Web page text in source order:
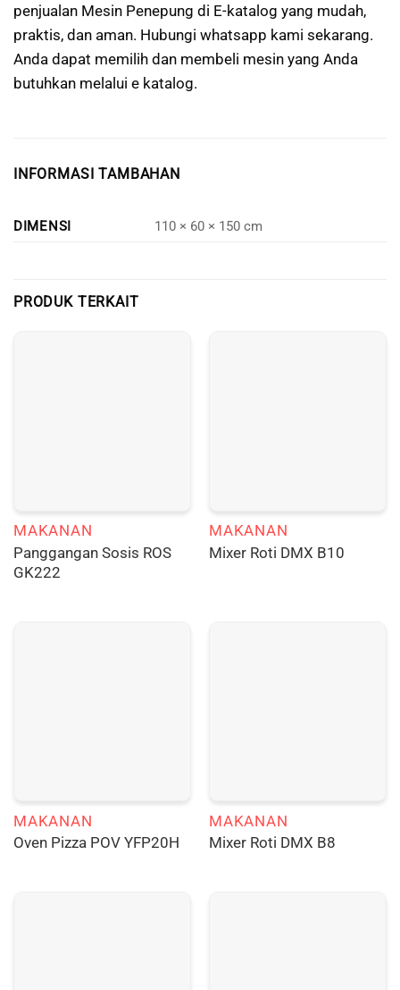
penjualan Mesin Penepung di E-katalog yang mudah,
praktis, dan aman. Hubungi whatsapp kami sekarang.
Anda dapat memilih dan membeli mesin yang Anda
butuhkan melalui e katalog.
INFORMASI TAMBAHAN
DIMENSI 110 × 60 × 150 cm
PRODUK TERKAIT
MAKANAN
Panggangan Sosis ROS
GK222
MAKANAN
Mixer Roti DMX B10
MAKANAN
Oven Pizza POV YFP20H
MAKANAN
Mixer Roti DMX B8